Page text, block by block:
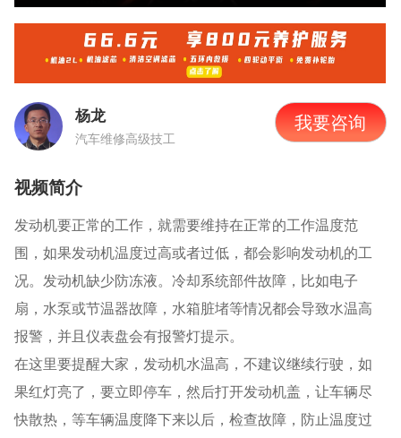
杨龙
汽车维修高级技工
我要咨询
视频简介
发动机要正常的工作，就需要维持在正常的工作温度范
围，如果发动机温度过高或者过低，都会影响发动机的工
况。发动机缺少防冻液。冷却系统部件故障，比如电子
扇，水泵或节温器故障，水箱脏堵等情况都会导致水温高
报警，并且仪表盘会有报警灯提示。
在这里要提醒大家，发动机水温高，不建议继续行驶，如
果红灯亮了，要立即停车，然后打开发动机盖，让车辆尽
快散热，等车辆温度降下来以后，检查故障，防止温度过